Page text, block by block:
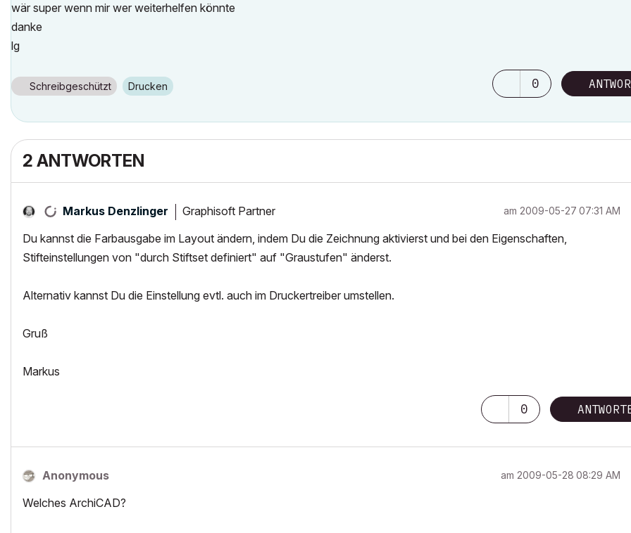
wär super wenn mir wer weiterhelfen könnte
danke
lg
Schreibgeschützt Drucken 0
2 ANTWORTEN
Markus Denzlinger Graphisoft Partner am ‎2009-05-27 07:31 AM
Du kannst die Farbausgabe im Layout ändern, indem Du die Zeichnung aktivierst und bei den Eigenschaften,
Stifteinstellungen von "durch Stiftset definiert" auf "Graustufen" änderst.
Alternativ kannst Du die Einstellung evtl. auch im Druckertreiber umstellen.
Gruß
Markus
0
Anonymous am ‎2009-05-28 08:29 AM
Welches ArchiCAD?